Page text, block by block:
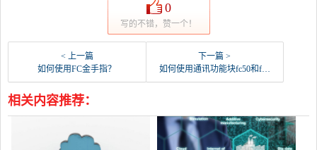
0
写的不错，赞一个！
< 上一篇
如何使用FC金手指？
下一篇 >
如何使用通讯功能块fc50和fc60进行编程？
相关内容推荐：